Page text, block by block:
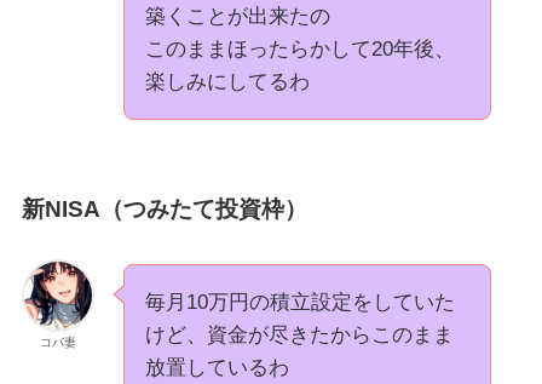
築くことが出来たの
このままほったらかして20年後、
楽しみにしてるわ
新NISA（つみたて投資枠）
コバ妻
毎月10万円の積立設定をしていた
けど、資金が尽きたからこのまま
放置しているわ